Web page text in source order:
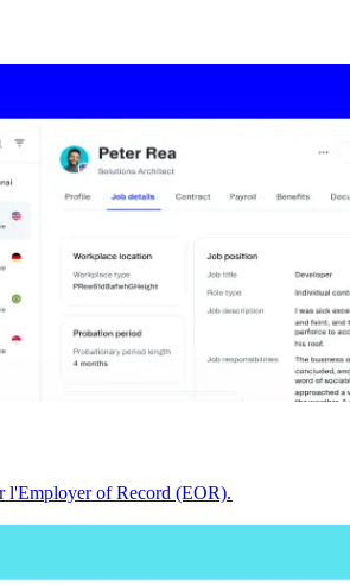
l'Employer of Record (EOR).​​